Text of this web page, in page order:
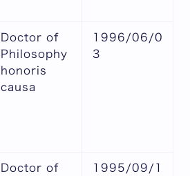
Doctor of
Philosophy
honoris
causa
1996/06/0
3
Doctor of
1995/09/1